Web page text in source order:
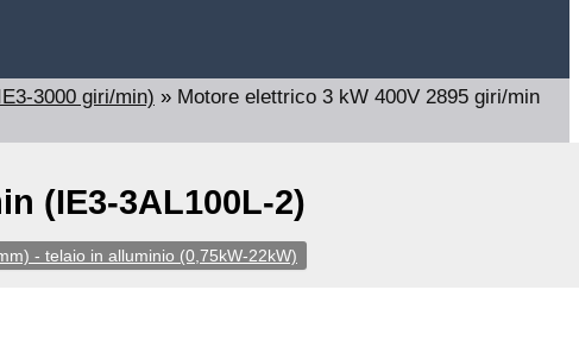
3000 giri/min) » Motore elettrico 3 kW 400V 2895 giri/min
(IE3-3AL100L-2)
- telaio in alluminio (0,75kW-22kW)